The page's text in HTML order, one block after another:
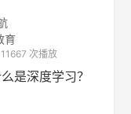
育
次播放
是深度学习？